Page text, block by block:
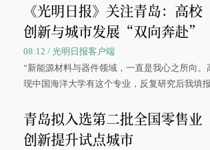
《光明日报》关注青岛：高校
创新与城市发展“双向奔赴”
08:12 / 光明日报客户端
“新能源材料与器件领域，一直是我心之所向
现中国海洋大学有这个专业，反复研究后我填
大学材料科学与工程学院材料类专业的录取通
青岛拟入选第二批全国零售业
创新提升试点城市